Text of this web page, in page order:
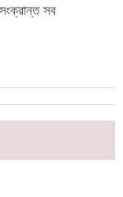
সংক্রান্ত সব